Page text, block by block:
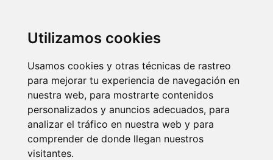
Utilizamos cookies
Usamos cookies y otras técnicas de rastreo
para mejorar tu experiencia de navegación en
nuestra web, para mostrarte contenidos
personalizados y anuncios adecuados, para
analizar el tráfico en nuestra web y para
comprender de donde llegan nuestros
visitantes.